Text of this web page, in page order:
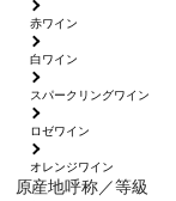
赤ワイン
白ワイン
スパークリングワイン
ロゼワイン
オレンジワイン
原産地呼称／等級